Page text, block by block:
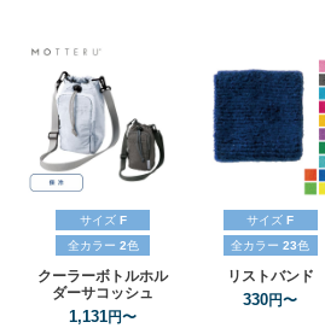
サイズ F
全カラー 2色
クーラーボトルホル
ダーサコッシュ
1,131円〜
サイズ F
全カラー 23色
リストバンド
330円〜